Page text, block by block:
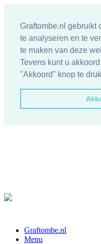
Graftombe.nl gebruikt
te analyseren en te
te maken van deze
Tevens kunt u
"Akkoord" knop te
Graftombe.nl
Menu